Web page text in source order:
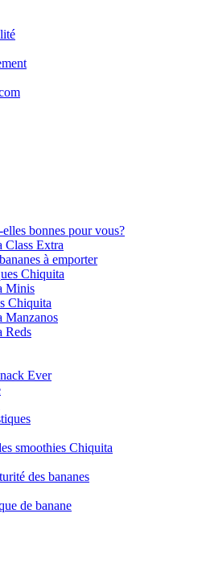
bonnes pour vous?
Class Extra
à emporter
Chiquita
Minis
Chiquita
Manzanos
Reds
Ever
smoothies Chiquita
des bananes
de banane